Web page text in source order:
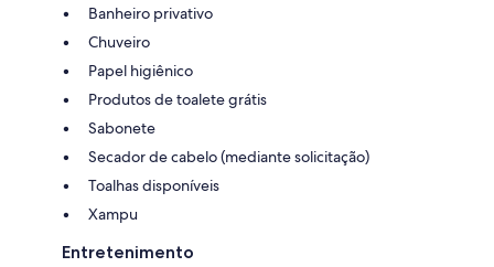
Banheiro privativo
Chuveiro
Papel higiênico
Produtos de toalete grátis
Sabonete
Secador de cabelo (mediante solicitação)
Toalhas disponíveis
Xampu
Entretenimento